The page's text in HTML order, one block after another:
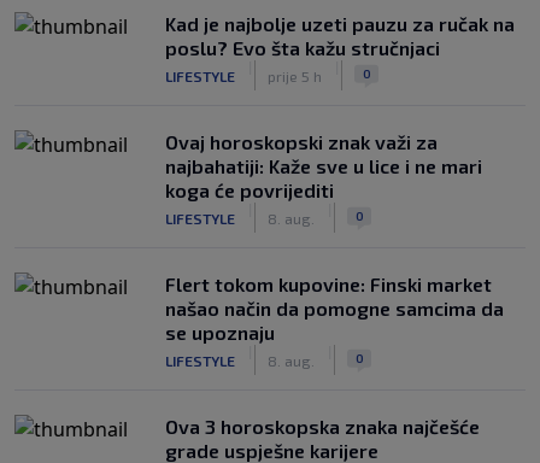
Kad je najbolje uzeti pauzu za ručak na
poslu? Evo šta kažu stručnjaci
LIFESTYLE prije 5 h 0
Ovaj horoskopski znak važi za
najbahatiji: Kaže sve u lice i ne mari
koga će povrijediti
LIFESTYLE 8. aug. 0
Flert tokom kupovine: Finski market
našao način da pomogne samcima da
se upoznaju
LIFESTYLE 8. aug. 0
Ova 3 horoskopska znaka najčešće
grade uspješne karijere